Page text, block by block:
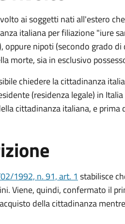
ai soggetti nati all'estero
italiana per filiazione "iure
oppure nipoti (secondo grado
morte, sia in esclusivo
chiedere la cittadinanza
(residenza legale) in
cittadinanza italiana, e
1992, n. 91, art. 1 stabilisce
Viene, quindi, confermato il
della cittadinanza